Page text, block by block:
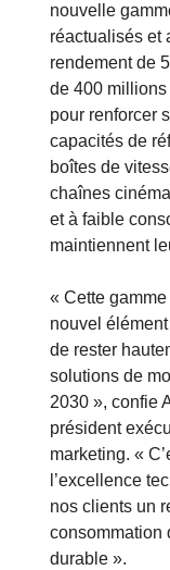
nouvelle
réactualisés et
rendement de
de 400 millions
pour renforcer
capacités de
boîtes de
chaînes
et à faible
maintiennent
« Cette
nouvel
de rester
solutions de
2030 », confie
président
marketing. «
l’excellence
nos clients un
consommation
durable ».